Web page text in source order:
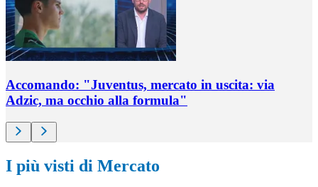
Accomando: "Juventus, mercato in uscita: via
Adzic, ma occhio alla formula"
I più visti di Mercato